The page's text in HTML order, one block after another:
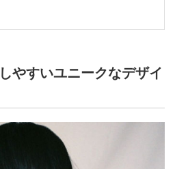
やすいユニークなデザイ